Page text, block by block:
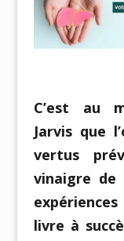
C’est au
Jarvis que
vertus
vinaigre de
livre à